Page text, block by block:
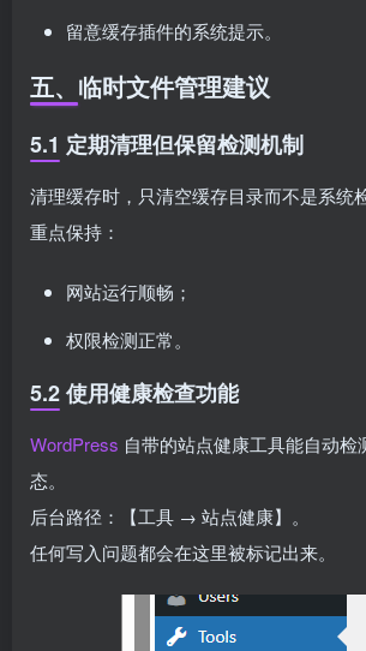
留意缓存插件的系统提示。
五、临时文件管理建议
5.1 定期清理但保留检测机制
清理缓存时，只清空缓存目录而不是系统
重点保持：
网站运行顺畅；
权限检测正常。
5.2 使用健康检查功能
WordPress 自带的站点健康工具能自动检
态。
后台路径：【工具 → 站点健康】。
任何写入问题都会在这里被标记出来。